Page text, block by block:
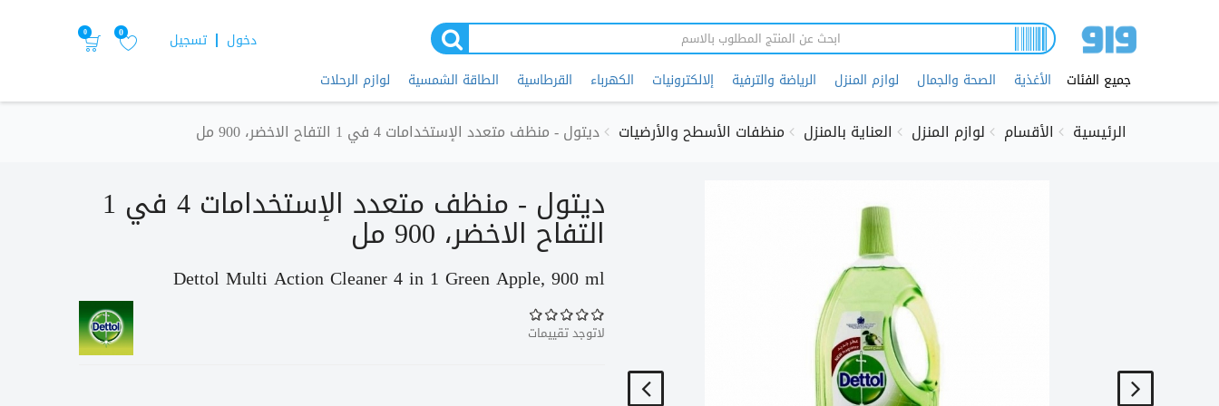
تسجيل دخول 0
0
جميع الفئات الأغذية الصحة والجمال لوازم المنزل الرياضة والترفية إلالكترونيات الكهرباء القرطاسية الطاقة الشمسية لوازم الرحلات
الرئيسية الأقسام لوازم المنزل العناية بالمنزل منظفات الأسطح والأرضيات ديتول - منظف متعدد الإستخدامات 4 في 1 التفاح الاخضر، 900 مل
ديتول - منظف متعدد الإستخدامات 4 في 1
التفاح الاخضر، 900 مل
Dettol Multi Action Cleaner 4 in 1 Green Apple, 900 ml
لاتوجد تقييمات